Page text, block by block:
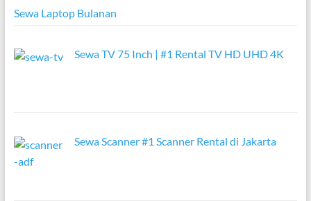
Sewa Laptop Bulanan
Sewa TV 75 Inch | #1 Rental TV HD UHD 4K
Sewa Scanner #1 Scanner Rental di Jakarta